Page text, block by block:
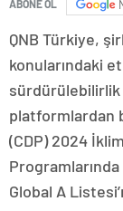
ABONE OL
QNB Türkiye,
konularındaki
sürdürülebilirlik
platformlardan
(CDP) 2024
Global A